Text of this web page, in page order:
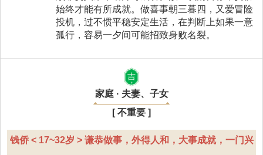
始终才能有所成就。做喜事朝三暮四，又爱冒险
投机，过不惯平稳安定生活，在判断上如果一意
孤行，容易一夕间可能招致身败名裂。
吉
家庭 · 夫妻、子女
[ 不重要 ]
钱侨 < 17~32岁 > 谦恭做事，外得人和，大事成就，一门兴